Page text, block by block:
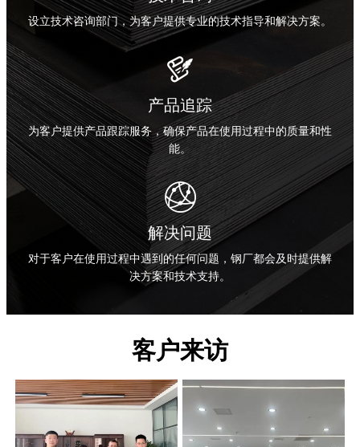
设立技术咨询部门，为客户提供专业的技术指导和解决方案。

产品追踪
为客户提供产品跟踪服务，确保产品在使用过程中的质量和性
能。

解决问题
对于客户在使用过程中遇到的任何问题，钢厂都会及时提供解
决方案和技术支持。
客户来访